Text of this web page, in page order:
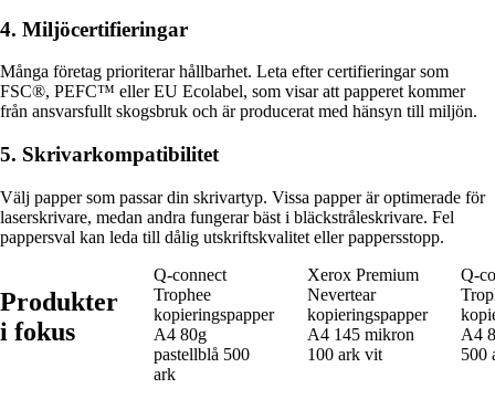
4. Miljöcertifieringar
Många företag prioriterar hållbarhet. Leta efter certifieringar som
FSC®, PEFC™ eller EU Ecolabel, som visar att papperet kommer
från ansvarsfullt skogsbruk och är producerat med hänsyn till miljön.
5. Skrivarkompatibilitet
Välj papper som passar din skrivartyp. Vissa papper är optimerade för
laserskrivare, medan andra fungerar bäst i bläckstråleskrivare. Fel
pappersval kan leda till dålig utskriftskvalitet eller pappersstopp.
Produkter
i fokus
Q-connect
Trophee
kopieringspapper
A4 80g
pastellblå 500
ark
Xerox Premium
Nevertear
kopieringspapper
A4 145 mikron
100 ark vit
Q-
A4
500